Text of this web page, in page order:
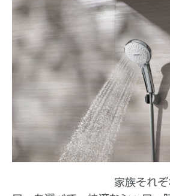
国内製品ニュース
家族それ